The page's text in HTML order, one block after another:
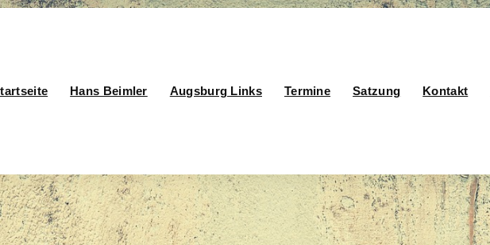
Hans Beimler Augsburg Links Termine Satzung Kontakt